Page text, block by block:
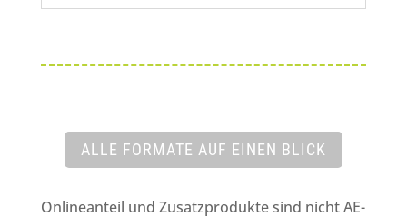
ALLE FORMATE AUF EINEN BLICK
Onlineanteil und Zusatzprodukte sind nicht AE-